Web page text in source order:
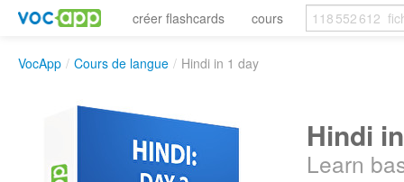
créer flashcards cours
VocApp / Cours de langue / Hindi in 1 day
Hindi
Learn